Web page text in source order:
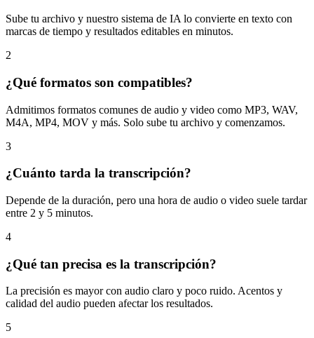
Sube tu archivo y nuestro sistema de IA lo convierte en texto con
marcas de tiempo y resultados editables en minutos.
2
¿Qué formatos son compatibles?
Admitimos formatos comunes de audio y video como MP3, WAV,
M4A, MP4, MOV y más. Solo sube tu archivo y comenzamos.
3
¿Cuánto tarda la transcripción?
Depende de la duración, pero una hora de audio o video suele tardar
entre 2 y 5 minutos.
4
¿Qué tan precisa es la transcripción?
La precisión es mayor con audio claro y poco ruido. Acentos y
calidad del audio pueden afectar los resultados.
5